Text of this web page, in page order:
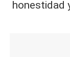
honestidad